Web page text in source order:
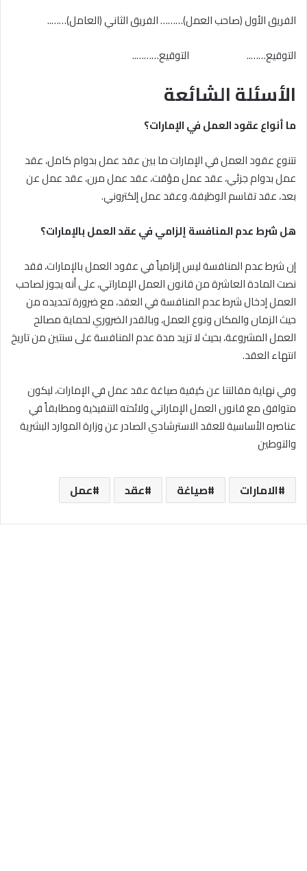
الفريق الأول (صاحب العمل)……… الفريق الثاني (العامل)……..
التوقيع…….. التوقيع………..
الأسئلة الشائعة
ما أنواع عقود العمل في الإمارات؟
تتنوع عقود العمل في الإمارات ما بين عقد عمل بدوام كامل، عقد
عمل بدوام جزئي، عقد عمل مؤقت، عقد عمل مرن، عقد عمل عن
بعد، عقد تقاسم الوظيفة، وعقد عمل إلكتروني.
هل شرط عدم المنافسة إلزامي في عقد العمل بالإمارات؟
إن شرط عدم المنافسة ليس إلزامياً في عقود العمل بالإمارات، فقد
نصت المادة العاشرة من قانون العمل الإماراتي، على أنه يجوز لصاحب
العمل إدخال شرط عدم المنافسة في العقد، مع ضرورة تحديده من
حيث الزمان والمكان ونوع العمل، وبالقدر الضروري لحماية مصالح
العمل المشروعة، بحيث لا تزيد مدة عدم المنافسة على سنتين من تاريخ
انتهاء العقد.
وفي نهاية مقالتنا عن كيفية صياغة عقد عمل في الإمارات، ليكون
متوافق مع قانون العمل الإماراتي ولائحته التنفيذية ومطابقاً في
عناصره الأساسية للعقد الاسترشادي الصادر عن وزارة الموارد البشرية
والتوطين
الامارات صياغة عقد عمل